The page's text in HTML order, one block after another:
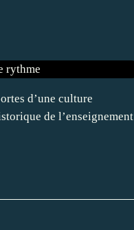
d’une culture
de l’enseignement